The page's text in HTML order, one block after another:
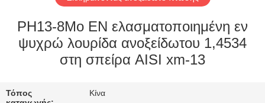
ΓΎΡΟΣ
ΕΡΓΟΣΤΑΣΊΩΝ
ΈΛΕΓΧΟΣ
PH13-8Mo EN ελασματοποιημένη εν
ψυχρώ λουρίδα ανοξείδωτου 1,4534
στη σπείρα AISI xm-13
Τόπος
Κίνα